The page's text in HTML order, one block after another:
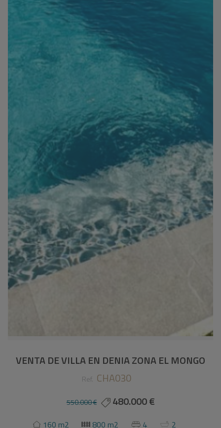
VENTA DE VILLA EN DENIA ZONA EL MONGO
Ref. CHA030
550.000 € 480.000 €
160 m2 800 m2 4 2